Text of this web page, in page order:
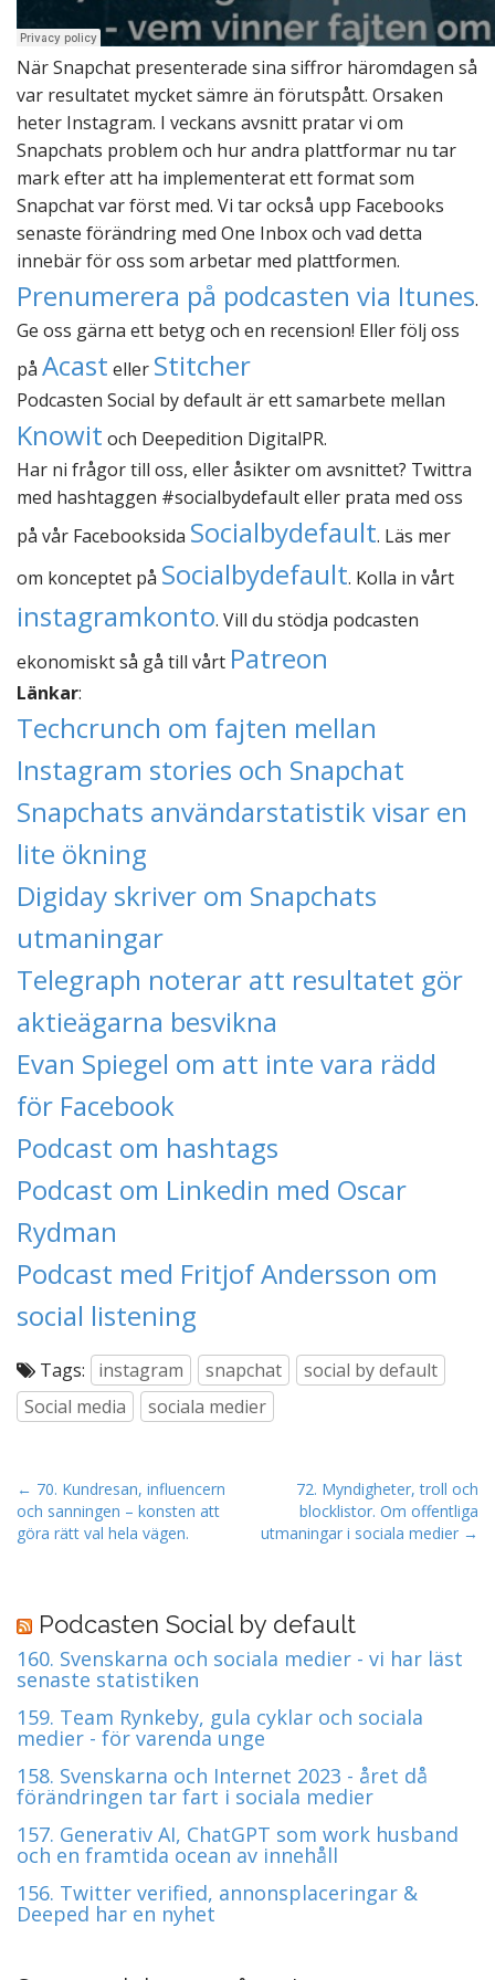
När Snapchat presenterade sina siffror häromdagen så
var resultatet mycket sämre än förutspått. Orsaken
heter Instagram. I veckans avsnitt pratar vi om
Snapchats problem och hur andra plattformar nu tar
mark efter att ha implementerat ett format som
Snapchat var först med. Vi tar också upp Facebooks
senaste förändring med One Inbox och vad detta
innebär för oss som arbetar med plattformen.
Prenumerera på podcasten via Itunes.
Ge oss gärna ett betyg och en recension! Eller följ oss
på Acast eller Stitcher
Podcasten Social by default är ett samarbete mellan
Knowit och Deepedition DigitalPR.
Har ni frågor till oss, eller åsikter om avsnittet? Twittra
med hashtaggen #socialbydefault eller prata med oss
på vår Facebooksida Socialbydefault. Läs mer
om konceptet på Socialbydefault. Kolla in vårt
instagramkonto. Vill du stödja podcasten
ekonomiskt så gå till vårt Patreon
Länkar:
Techcrunch om fajten mellan
Instagram stories och Snapchat
Snapchats användarstatistik visar en
lite ökning
Digiday skriver om Snapchats
utmaningar
Telegraph noterar att resultatet gör
aktieägarna besvikna
Evan Spiegel om att inte vara rädd
för Facebook
Podcast om hashtags
Podcast om Linkedin med Oscar
Rydman
Podcast med Fritjof Andersson om
social listening
Tags: instagram snapchat
social by default
Social media
sociala medier
P
o
s
a
v
i
g
a
t
i
o
n
← 70. Kundresan, influencern
och sanningen – konsten att
göra rätt val hela vägen.
72. Myndigheter, troll och
blocklistor. Om offentliga
utmaningar i sociala medier →
Podcasten Social by default
160. Svenskarna och sociala medier - vi har läst
senaste statistiken
159. Team Rynkeby, gula cyklar och sociala
medier - för varenda unge
158. Svenskarna och Internet 2023 - året då
förändringen tar fart i sociala medier
157. Generativ AI, ChatGPT som work husband
och en framtida ocean av innehåll
156. Twitter verified, annonsplaceringar &
Deeped har en nyhet